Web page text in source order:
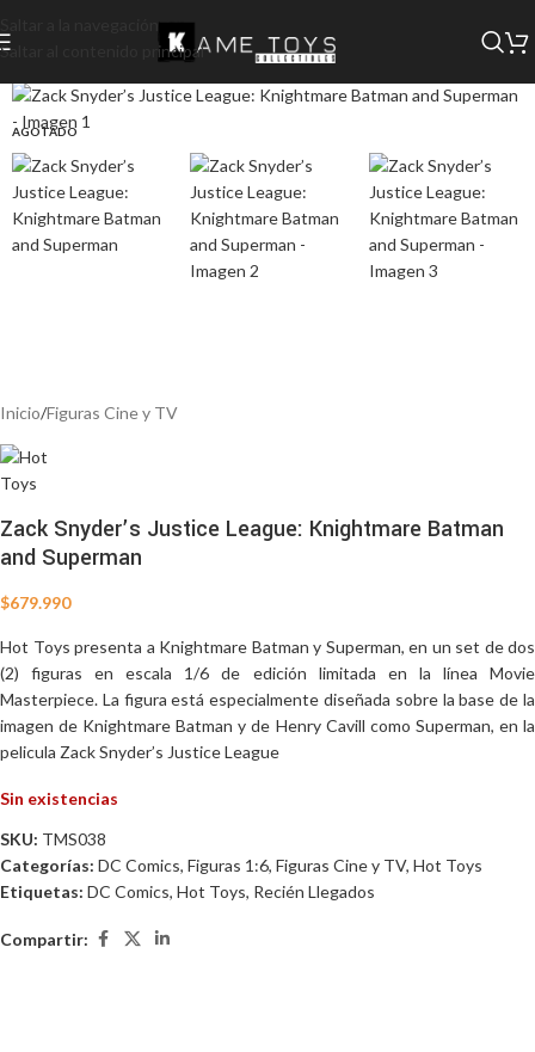
Saltar al contenido principal
AGOTADO
Inicio/Figuras Cine y TV
Zack Snyder’s Justice League: Knightmare Batman
and Superman
$679.990
Hot Toys presenta a Knightmare Batman y Superman, en un set de dos
(2) figuras en escala 1/6 de edición limitada en la línea Movie
Masterpiece. La figura está especialmente diseñada sobre la base de la
imagen de Knightmare Batman y de Henry Cavill como Superman, en la
pelicula Zack Snyder’s Justice League
Sin existencias
SKU: TMS038
Categorías: DC Comics, Figuras 1:6, Figuras Cine y TV, Hot Toys
Etiquetas: DC Comics, Hot Toys, Recién Llegados
Compartir: